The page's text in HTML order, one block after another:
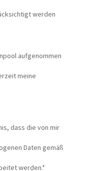
werden
aufgenommen
meine
dass die von mir
Daten gemäß
werden.*